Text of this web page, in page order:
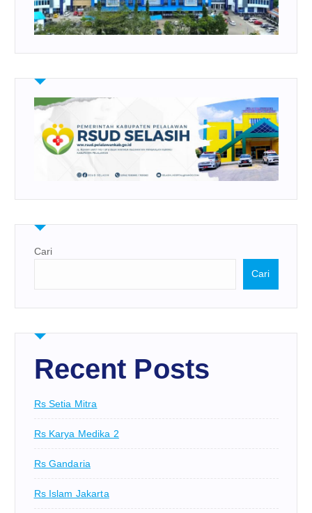
Cari
Cari
Recent Posts
Rs Setia Mitra
Rs Karya Medika 2
Rs Gandaria
Rs Islam Jakarta